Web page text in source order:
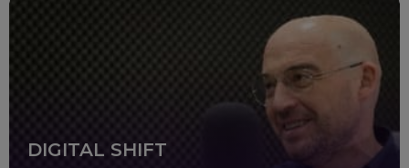
DIGITAL SHIFT